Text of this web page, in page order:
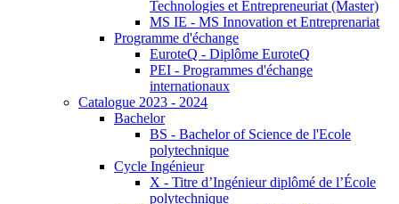
Technologies et Entrepreneuriat (Master)
MS IE - MS Innovation et Entreprenariat
Programme d'échange
EuroteQ - Diplôme EuroteQ
PEI - Programmes d'échange
internationaux
Catalogue 2023 - 2024
Bachelor
BS - Bachelor of Science de l'Ecole
polytechnique
Cycle Ingénieur
X - Titre d’Ingénieur diplômé de l’École
polytechnique